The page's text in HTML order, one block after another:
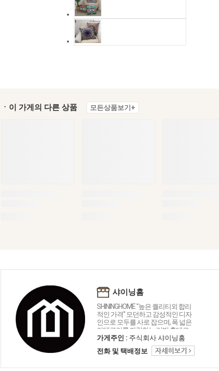
ㆍ이 가게의 다른 상품 모든상품보기+
샤이닝홈
SHININGHOME "높은 퀄리티외 합리
적인 가격" 모던하고 감성적인 디자
인으로 모두를 사로 잡으며, 폭 넓은
카테고리를 자랑하는 리빙 홈데코
인테리어 샤이닝홈입니다.
가게주인 : 주식회사 샤이닝홈
전화 및 택배정보